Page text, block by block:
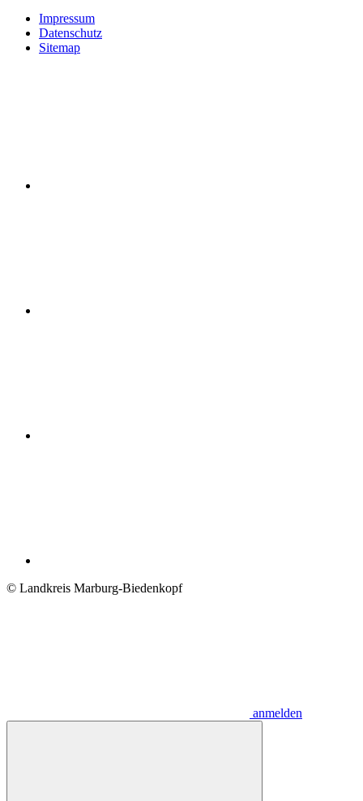
Impressum
Datenschutz
Sitemap
© Landkreis Marburg-Biedenkopf
anmelden